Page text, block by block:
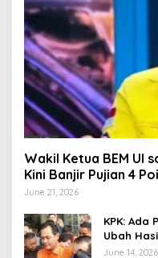
Wakil Ketua BEM UI
Kini
June 21, 2026
KPK: Ada
Ubah
June 14, 2026